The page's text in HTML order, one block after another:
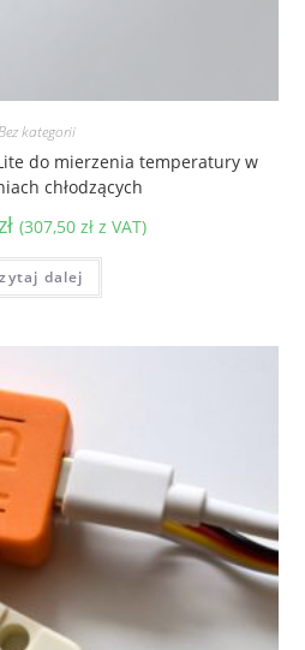
kategorii
do mierzenia temperatury w
chłodzących
(307,50 złz VAT)
dalej